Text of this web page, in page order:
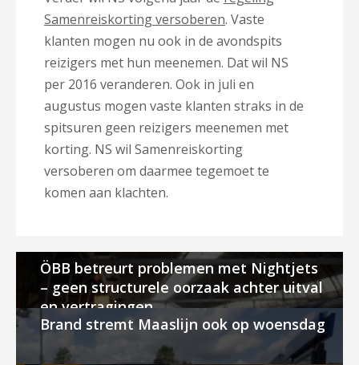
Samenreiskorting versoberen. Vaste
klanten mogen nu ook in de avondspits
reizigers met hun meenemen. Dat wil NS
per 2016 veranderen. Ook in juli en
augustus mogen vaste klanten straks in de
spitsuren geen reizigers meenemen met
korting. NS wil Samenreiskorting
versoberen om daarmee tegemoet te
komen aan klachten.
ÖBB betreurt problemen met Nightjets
– geen structurele oorzaak achter uitval
en vertragingen
Brand stremt Maaslijn ook op woensdag